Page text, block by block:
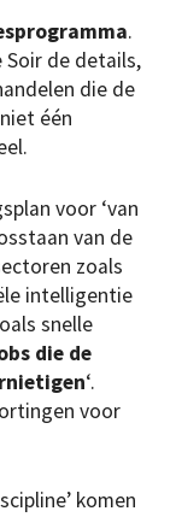
.
Soir de details,
die de
één
voor ‘van
van de
zoals
intelligentie
snelle
die de
‘.
voor
komen